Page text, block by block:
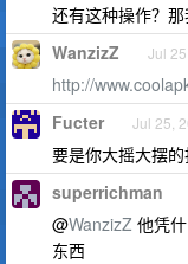
还有这种操作？
WanzizZ Jul
http://
Fucter Jul 25,
要是你大摇大摆
superrichman
@WanzizZ 他凭
东西